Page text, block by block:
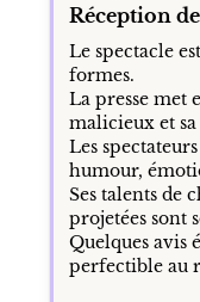
Réception
Le spectacle
formes.
La presse met
malicieux et sa
Les
humour,
Ses talents de
projetées sont
Quelques avis
perfectible au